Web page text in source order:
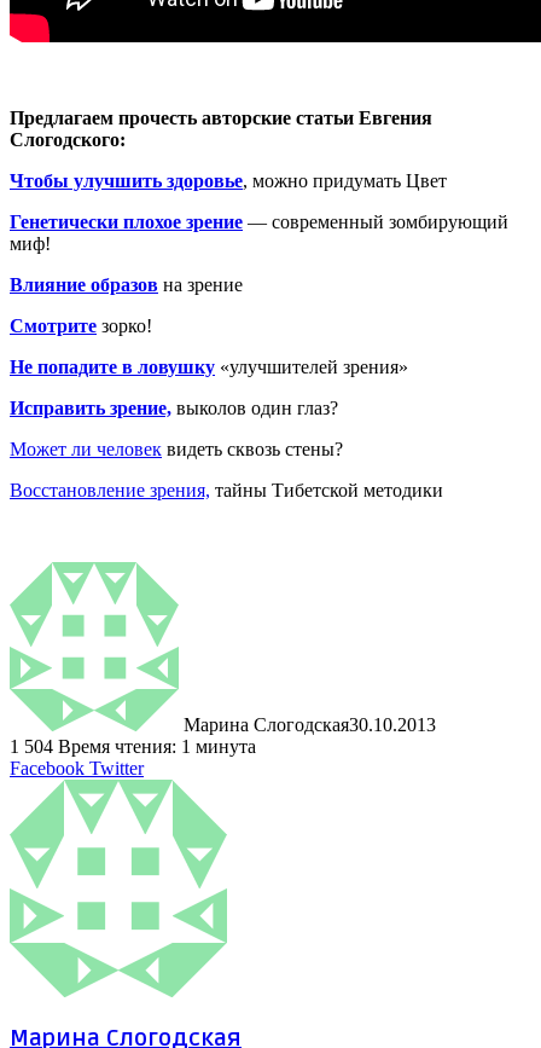
Предлагаем прочесть авторские статьи Евгения
Слогодского:
Чтобы улучшить здоровье, можно придумать Цвет
Генетически плохое зрение — современный зомбирующий
миф!
Влияние образов на зрение
Смотрите зорко!
Не попадите в ловушку «улучшителей зрения»
Исправить зрение, выколов один глаз?
Может ли человек видеть сквозь стены?
Восстановление зрения, тайны Тибетской методики
Марина Слогодская30.10.2013
1 504 Время чтения: 1 минута
Facebook TwitterLinkedIn
Tumblr
Pinterest
Reddit
ВКонтакте
Поделиться
через
электронную
почту
Печатать
Марина Слогодская